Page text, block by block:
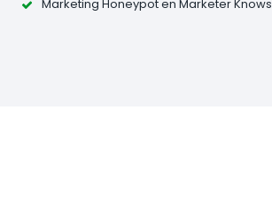
Marketing Honeypot en Marketer Knows